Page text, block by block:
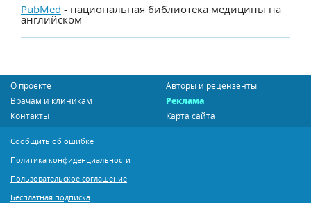
PubMed - национальная библиотека медицины на
английском
О проекте
Авторы и рецензенты
Врачам и клиникам
Реклама
Контакты
Карта сайта
Сообщить об ошибке
Политика конфиденциальности
Пользовательское соглашение
Бесплатная подписка